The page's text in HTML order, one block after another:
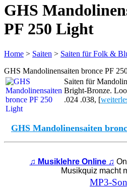
GHS
PF 250 Light
Home > Saiten > Saiten für Folk &
GHS Mandolinensaiten bronce PF
Saiten für
Bright-Bronze.
.024 .038, [
GHS Mandolinensaiten
♫ Musiklehre Online ♫
Musikquiz macht
MP3-